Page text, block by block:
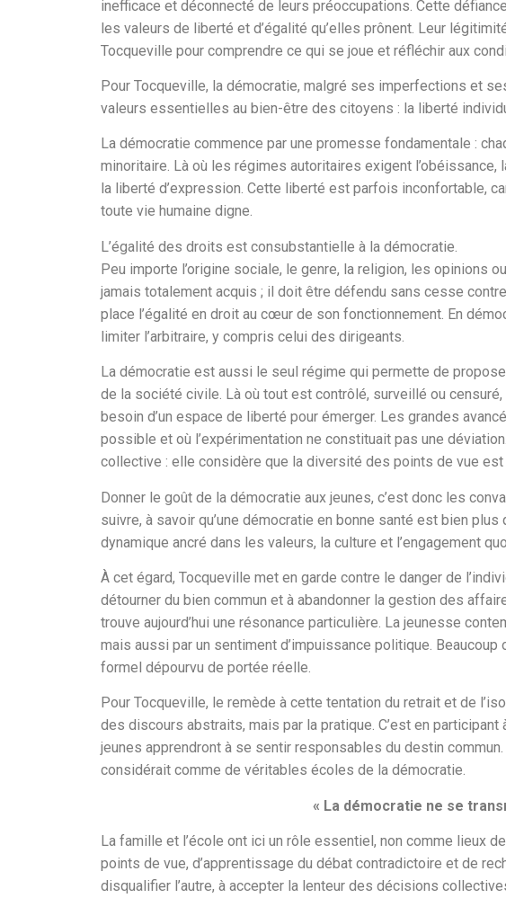
inefficace et déconnecté de leurs préoccupations. Cette
les valeurs de liberté et d’égalité qu’elles prônent. Leur
Tocqueville pour comprendre ce qui se joue et réfléchir aux
Pour Tocqueville, la démocratie, malgré ses imperfections et
valeurs essentielles au bien-être des citoyens : la liberté
La démocratie commence par une promesse fondamentale :
minoritaire. Là où les régimes autoritaires exigent
la liberté d’expression. Cette liberté est parfois inconfortable,
toute vie humaine digne.
L’égalité des droits est consubstantielle à la démocratie.
Peu importe l’origine sociale, le genre, la religion, les opinions
jamais totalement acquis ; il doit être défendu sans cesse
place l’égalité en droit au cœur de son fonctionnement. En
limiter l’arbitraire, y compris celui des dirigeants.
La démocratie est aussi le seul régime qui permette de
de la société civile. Là où tout est contrôlé, surveillé ou
besoin d’un espace de liberté pour émerger. Les grandes
possible et où l’expérimentation ne constituait pas une
collective : elle considère que la diversité des points de vue est
Donner le goût de la démocratie aux jeunes, c’est donc les
suivre, à savoir qu’une démocratie en bonne santé est bien
dynamique ancré dans les valeurs, la culture et l’engagement
À cet égard, Tocqueville met en garde contre le danger de
détourner du bien commun et à abandonner la gestion des
trouve aujourd’hui une résonance particulière. La jeunesse
mais aussi par un sentiment d’impuissance politique.
formel dépourvu de portée réelle.
Pour Tocqueville, le remède à cette tentation du retrait et de
des discours abstraits, mais par la pratique. C’est en
jeunes apprendront à se sentir responsables du destin
considérait comme de véritables écoles de la démocratie.
« La démocratie ne se
La famille et l’école ont ici un rôle essentiel, non comme lieux
points de vue, d’apprentissage du débat contradictoire et de
disqualifier l’autre, à accepter la lenteur des décisions